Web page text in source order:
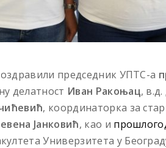
председник УПТС-а
делатност Иван Ракоњац,
, координаторка за
Јанковић, као и
Универзитета у